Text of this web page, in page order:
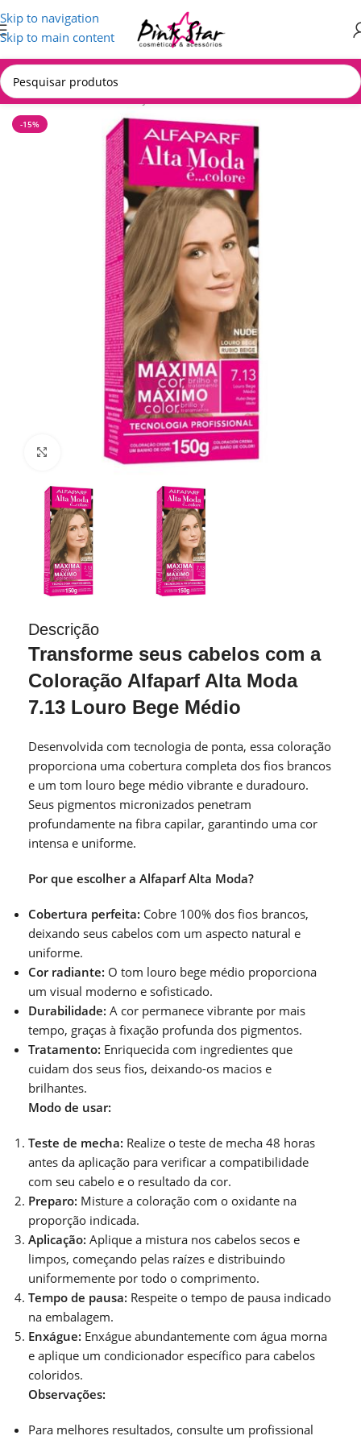
Skip to navigation
Skip to main content
Início/CABELOS/Coloração
-15%
Clique para ampliar
Descrição
Transforme seus cabelos com a
Coloração Alfaparf Alta Moda
7.13 Louro Bege Médio
Desenvolvida com tecnologia de ponta, essa coloração
proporciona uma cobertura completa dos fios brancos
e um tom louro bege médio vibrante e duradouro.
Seus pigmentos micronizados penetram
profundamente na fibra capilar, garantindo uma cor
intensa e uniforme.
Por que escolher a Alfaparf Alta Moda?
Cobertura perfeita: Cobre 100% dos fios brancos,
deixando seus cabelos com um aspecto natural e
uniforme.
Cor radiante: O tom louro bege médio proporciona
um visual moderno e sofisticado.
Durabilidade: A cor permanece vibrante por mais
tempo, graças à fixação profunda dos pigmentos.
Tratamento: Enriquecida com ingredientes que
cuidam dos seus fios, deixando-os macios e
brilhantes.
Modo de usar:
Teste de mecha: Realize o teste de mecha 48 horas
antes da aplicação para verificar a compatibilidade
com seu cabelo e o resultado da cor.
Preparo: Misture a coloração com o oxidante na
proporção indicada.
Aplicação: Aplique a mistura nos cabelos secos e
limpos, começando pelas raízes e distribuindo
uniformemente por todo o comprimento.
Tempo de pausa: Respeite o tempo de pausa indicado
na embalagem.
Enxágue: Enxágue abundantemente com água morna
e aplique um condicionador específico para cabelos
coloridos.
Observações:
Para melhores resultados, consulte um profissional